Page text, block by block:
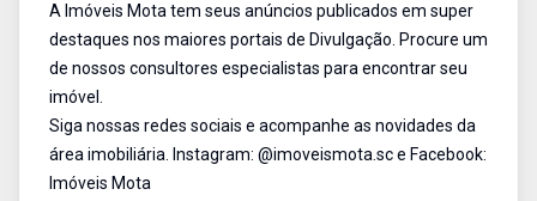
A Imóveis Mota tem seus anúncios publicados em super
destaques nos maiores portais de Divulgação. Procure um
de nossos consultores especialistas para encontrar seu
imóvel.
Siga nossas redes sociais e acompanhe as novidades da
área imobiliária. Instagram: @imoveismota.sc e Facebook:
Imóveis Mota